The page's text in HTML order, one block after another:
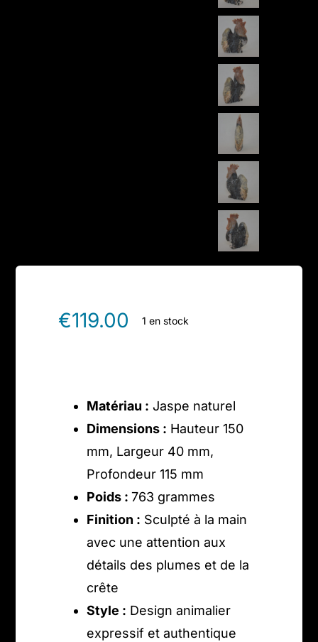
€119.00 1 en stock
Matériau : Jaspe naturel
Dimensions : Hauteur 150
mm, Largeur 40 mm,
Profondeur 115 mm
Poids :763 grammes
Finition : Sculpté à la main
avec une attention aux
détails des plumes et de la
crête
Style : Design animalier
expressif et authentique